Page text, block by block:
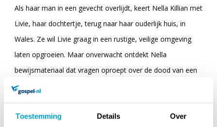
Toestemming Details Over
Als haar man in een gevecht overlijdt, keert Nella Killian met
Livie, haar dochtertje, terug naar haar ouderlijk huis, in
Wales. Ze wil Livie graag in een rustige, veilige omgeving
laten opgroeien. Maar onverwacht ontdekt Nella
bewijsmateriaal dat vragen oproept over de dood van een
jonge, Amerikaanse soldaat. Ze wordt het nieuwe doelwit
van de vijand. Uit vrees voor de veiligheid van haar familie,
neemt Nella een moedige beslissing. Als klein meisje kwam